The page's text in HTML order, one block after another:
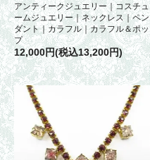
アンティークジュエリー｜コスチュ
ームジュエリー｜ネックレス｜ペン
ダント｜カラフル｜カラフル＆ポッ
プ
12,000円(税込13,200円)